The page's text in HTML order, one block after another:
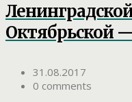
Октябрьской
31.08.2017
0 comments